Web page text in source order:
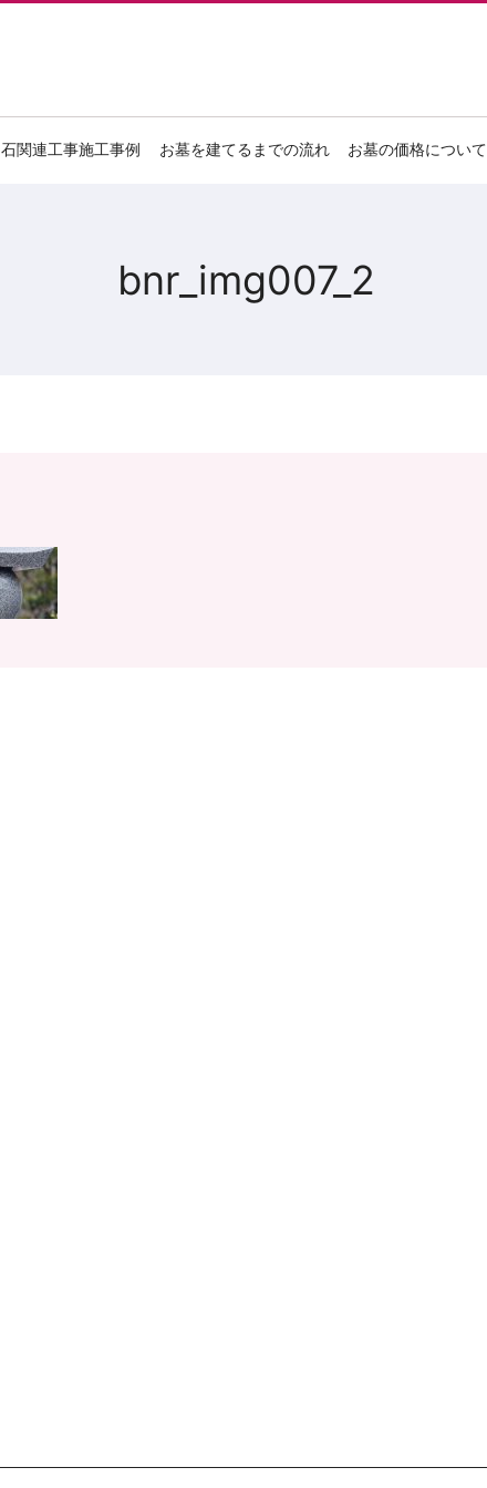
石関連工事施工事例 お墓を建てるまでの流れ お墓の価格について
bnr_img007_2